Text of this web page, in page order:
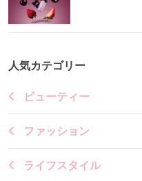
人気カテゴリー
ビューティー
ファッション
ライフスタイル